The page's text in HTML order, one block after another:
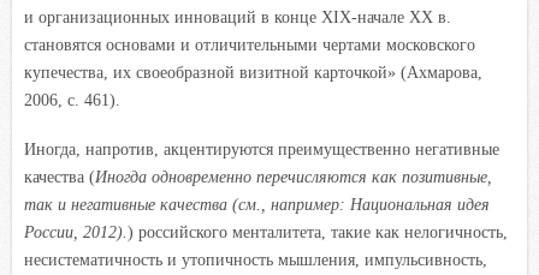
и организационных инноваций в конце XIX-начале XX в.
становятся основами и отличительными чертами московского
купечества, их своеобразной визитной карточкой» (Ахмарова,
2006, с. 461).
Иногда, напротив, акцентируются преимущественно негативные
качества (Иногда одновременно перечисляются как позитивные,
так и негативные качества (см., например: Национальная идея
России, 2012). ) российского менталитета, такие как нелогичность,
несистематичность и утопичность мышления, импульсивность,